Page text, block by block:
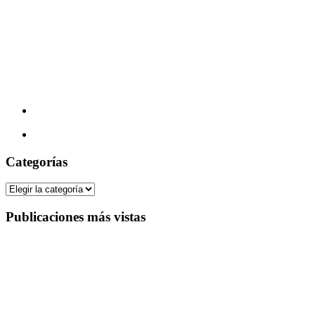
Categorías
Categorías
Publicaciones más vistas